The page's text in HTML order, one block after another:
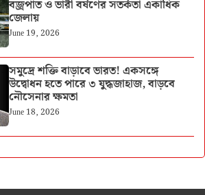
বজ্রপাত ও ভারী বর্ষণের সতর্কতা একাধিক
জেলায়
June 19, 2026
সমুদ্রে শক্তি বাড়াবে ভারত! একসঙ্গে
উদ্বোধন হতে পারে ৩ যুদ্ধজাহাজ, বাড়বে
নৌসেনার ক্ষমতা
June 18, 2026